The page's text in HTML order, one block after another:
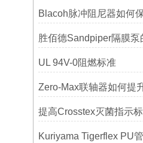
UL 94V-0阻燃标准